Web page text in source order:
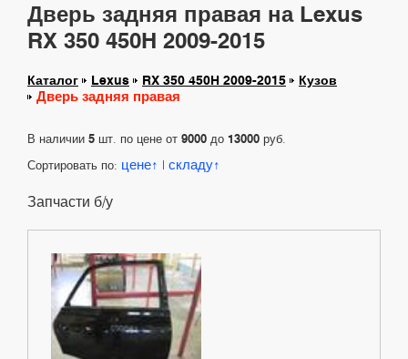
Дверь задняя правая на Lexus
RX 350 450H 2009-2015
Каталог Lexus RX 350 450H 2009-2015 Кузов
Дверь задняя правая
В наличии 5 шт. по цене от 9000 до 13000 руб.
Сортировать по: цене | складу
Запчасти б/у